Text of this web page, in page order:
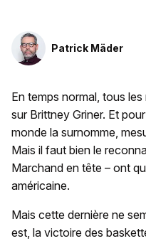
Patrick Mäder
En temps normal, tous
sur Brittney Griner. Et
monde la surnomme,
Mais il faut bien le
Marchand en tête – ont
américaine.
Mais cette dernière ne
est, la victoire des